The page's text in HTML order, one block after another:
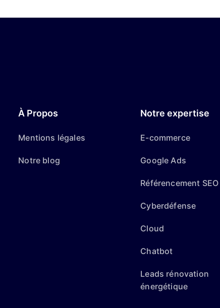
À Propos
Mentions légales
Notre blog
Notre expertise
E-commerce
Google Ads
Référencement SEO
Cyberdéfense
Cloud
Chatbot
Leads rénovation
énergétique